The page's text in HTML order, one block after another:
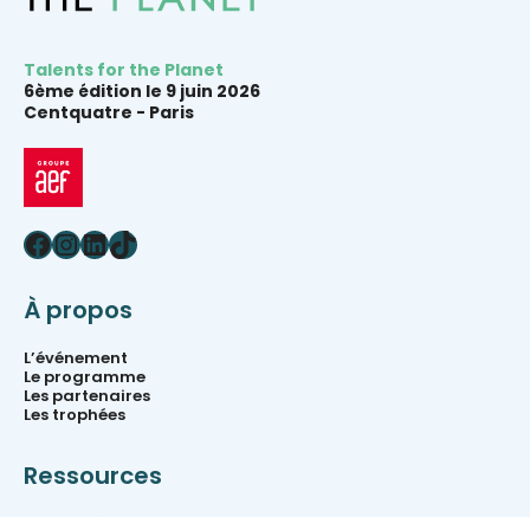
Talents for the Planet
6ème édition le 9 juin 2026
Centquatre - Paris
Facebook
Instagram
LinkedIn
TikTok
À propos
L’événement
Le programme
Les partenaires
Les trophées
Ressources